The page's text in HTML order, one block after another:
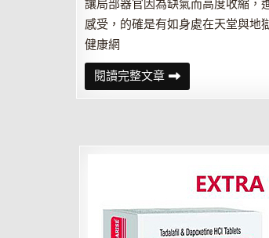
讓局部器官因為缺氣而高度收縮，
感受，的確是有如身處在天堂與地
健康網
閱讀完整文章窒
息
式
們